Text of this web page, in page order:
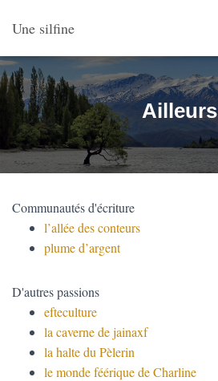
Une silfine
Ailleurs
Communautés d'écriture
l’allée des conteurs
plume d’argent
D'autres passions
efteculture
la caverne de jainaxf
la halte du Pèlerin
le monde féérique de Charline